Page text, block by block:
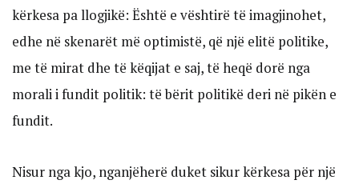
kërkesa pa llogjikë: Është e vështirë të imagjinohet,
edhe në skenarët më optimistë, që një elitë politike,
me të mirat dhe të këqijat e saj, të heqë dorë nga
morali i fundit politik: të bërit politikë deri në pikën e
fundit.
Nisur nga kjo, nganjëherë duket sikur kërkesa për një